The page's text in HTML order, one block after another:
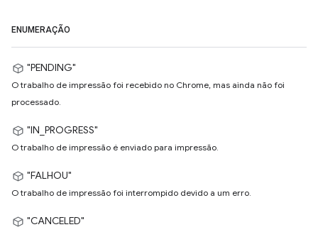
ENUMERAÇÃO
"PENDING"
O trabalho de impressão foi recebido no Chrome, mas ainda não foi
processado.
"IN_PROGRESS"
O trabalho de impressão é enviado para impressão.
"FALHOU"
O trabalho de impressão foi interrompido devido a um erro.
"CANCELED"